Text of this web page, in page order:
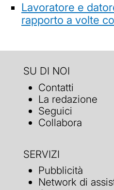
Lavoratore e
rapporto a volte
SU DI NOI
Contatti
La redazione
Seguici
Collabora
SERVIZI
Pubblicità
Network di